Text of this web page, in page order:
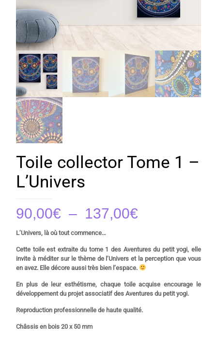
Toile collector Tome 1 –
L’Univers
90,00€ – 137,00€
prix :
90,00€
à
137,00€
L’Univers, là où tout commence…
Cette toile est extraite du tome 1 des Aventures du petit yogi, elle
invite à méditer sur le thème de l’Univers et la perception que vous
en avez. Elle décore aussi très bien l’espace.
En plus de leur esthétisme, chaque toile acquise encourage le
développement du projet associatif des Aventures du petit yogi.
Reproduction professionnelle de haute qualité.
Châssis en bois 20 x 50 mm